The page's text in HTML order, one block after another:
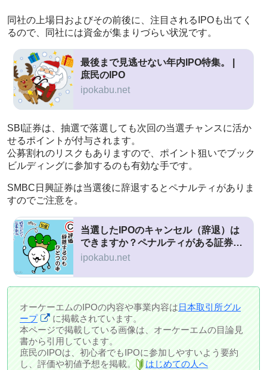
同社の上場日およびその前後に、注目されるIPOも出てく
るので、同社には資金が集まりづらい状況です。
最後まで見逃せない年内IPO特集。 |
庶民のIPO
ipokabu.net
SBI証券は、抽選で落選しても次回の当選チャンスに活か
せるポイントが付与されます。
公募割れのリスクもありますので、ポイント狙いでブック
ビルディングに参加するのも有効な手です。
SMBC日興証券は当選後に辞退するとペナルティがありま
すのでご注意を。
当選したIPOのキャンセル（辞退）は
できますか？ペナルティがある証券会
社一覧
ipokabu.net
オーケーエムのIPOの内容や事業内容は日本取引所グル
ープ
に掲載されています。
本ページで掲載している画像は、オーケーエムの目論見
書から引用しています。
庶民のIPOは、初心者でもIPOに参加しやすいよう要約
し、評価や初値予想を掲載。
はじめての人へ